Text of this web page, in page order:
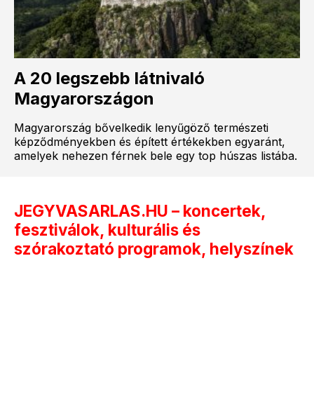
A 20 legszebb látnivaló
Magyarországon
Magyarország bővelkedik lenyűgöző természeti
képződményekben és épített értékekben egyaránt,
amelyek nehezen férnek bele egy top húszas listába.
JEGYVASARLAS.HU – koncertek,
fesztiválok, kulturális és
szórakoztató programok, helyszínek